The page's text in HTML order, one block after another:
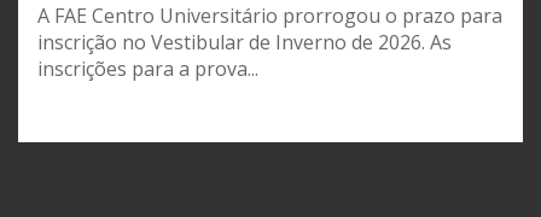
A FAE Centro Universitário prorrogou o prazo para
inscrição no Vestibular de Inverno de 2026. As
inscrições para a prova...